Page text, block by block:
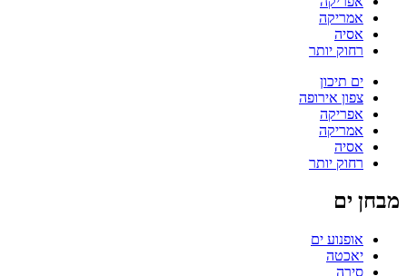
אמריקה
אסיה
רחוק יותר
ים תיכון
צפון אירופה
אפריקה
אמריקה
אסיה
רחוק יותר
מבחן ים
אופנוע ים
יאכטה
סירה